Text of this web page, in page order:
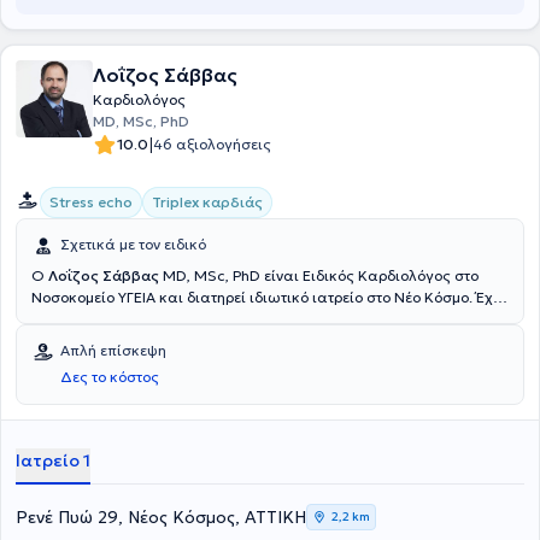
Λοΐζος Σάββας
Καρδιολόγος
MD, MSc, PhD
10.0|46 αξιολογήσεις
Stress echo Triplex καρδιάς
Σχετικά με τον ειδικό
Ο Λοΐζος Σάββας MD, MSc, PhD είναι Ειδικός Καρδιολόγος στο
Νοσοκομείο ΥΓΕΙΑ και διατηρεί ιδιωτικό ιατρείο στο Νέο Κόσμο. Έχει
(Hammersmith, Royal Brompton, Barts Heart Centre) στην
προχωρημένη καρδιαγγειακή απεικόνιση (stress echo,
διοισοφάγειο υπερηχογράφημα, μαγνητική και αξονική τομογραφία
καρδιάς) και την καρδιακή ανεπάρκεια. Είναι απόφοιτος της
Αθηνών και κάτοχος μεταπτυχιακού (MSc) και διδακτορικού (PhD)
τίτλου από το Imperial College London με αντικείμενο την
πιστοποιήσεις για τη διενέργεια των απεικονιστικών τεχνικών του
καρδιαγγειακού συστήματος (EACVI, SCCT). Είναι ενεργό μέλος της
Απλή επίσκεψη
Δες το κόστος
Ιατρείο 1
Ρενέ Πυώ 29, Νέος Κόσμος, ΑΤΤΙΚΗ 2,2 km